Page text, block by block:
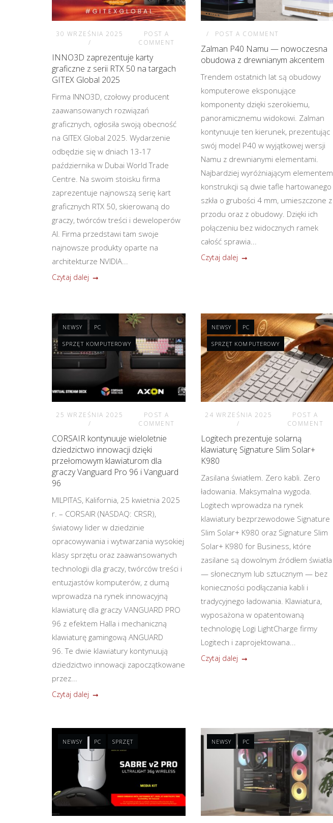
30 WRZEŚNIA 2025
POST A
COMMENT
INNO3D zaprezentuje karty
graficzne z serii RTX 50 na targach
GITEX Global 2025
Firma INNO3D, czołowy producent
zaawansowanych rozwiązań
graficznych, ogłosiła swoją obecność
na GITEX Global 2025. Wydarzenie
odbędzie się w dniach 13-17
października w Dubai World Trade
Centre. Na swoim stoisku firma
zaprezentuje najnowszą serię kart
graficznych RTX 50, skierowaną do
graczy, twórców treści i deweloperów
AI. Firma przedstawi tam swoje
najnowsze produkty oparte na
architekturze NVIDIA...
Czytaj dalej
POST A COMMENT
Zalman P40 Namu — nowoczesna
obudowa z drewnianym akcentem
Trendem ostatnich lat są obudowy
komputerowe eksponujące
komponenty dzięki szerokiemu,
panoramicznemu widokowi. Zalman
kontynuuje ten kierunek, prezentując
swój model P40 w wyjątkowej wersji
Namu z drewnianymi elementami.
Najbardziej wyróżniającym elementem
konstrukcji są dwie tafle hartowanego
szkła o grubości 4 mm, umieszczone z
przodu oraz z obudowy. Dzięki ich
połączeniu bez widocznych ramek
całość sprawia...
Czytaj dalej
NEWSY PC
SPRZĘT KOMPUTEROWY
25 WRZEŚNIA 2025
POST A
COMMENT
CORSAIR kontynuuje wieloletnie
dziedzictwo innowacji dzięki
przełomowym klawiaturom dla
graczy Vanguard Pro 96 i Vanguard
96
MILPITAS, Kalifornia, 25 kwietnia 2025
r. – CORSAIR (NASDAQ: CRSR),
światowy lider w dziedzinie
opracowywania i wytwarzania wysokiej
klasy sprzętu oraz zaawansowanych
technologii dla graczy, twórców treści i
entuzjastów komputerów, z dumą
wprowadza na rynek innowacyjną
klawiaturę dla graczy VANGUARD PRO
96 z efektem Halla i mechaniczną
klawiaturę gamingową ANGUARD
96. Te dwie klawiatury kontynuują
dziedzictwo innowacji zapoczątkowane
przez...
Czytaj dalej
NEWSY PC
SPRZĘT KOMPUTEROWY
24 WRZEŚNIA 2025
POST A
COMMENT
Logitech prezentuje solarną
klawiaturę Signature Slim Solar+
K980
Zasilana światłem. Zero kabli. Zero
ładowania. Maksymalna wygoda.
Logitech wprowadza na rynek
klawiatury bezprzewodowe Signature
Slim Solar+ K980 oraz Signature Slim
Solar+ K980 for Business, które
zasilane są dowolnym źródłem światła
— słonecznym lub sztucznym — bez
konieczności podłączania kabli i
tradycyjnego ładowania. Klawiatura,
wyposażona w opatentowaną
technologię Logi LightCharge firmy
Logitech i zaprojektowana...
Czytaj dalej
NEWSY PC SPRZĘT NEWSY PC